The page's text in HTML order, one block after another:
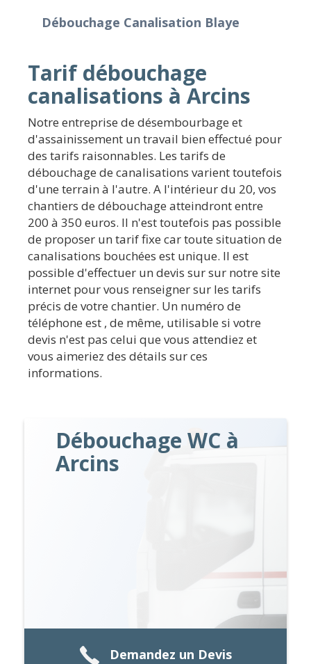
Débouchage Canalisation Blaye
Tarif débouchage
canalisations à Arcins
Notre entreprise de désembourbage et
d'assainissement un travail bien effectué pour
des tarifs raisonnables. Les tarifs de
débouchage de canalisations varient toutefois
d'une terrain à l'autre. A l'intérieur du 20, vos
chantiers de débouchage atteindront entre
200 à 350 euros. Il n'est toutefois pas possible
de proposer un tarif fixe car toute situation de
canalisations bouchées est unique. Il est
possible d'effectuer un devis sur sur notre site
internet pour vous renseigner sur les tarifs
précis de votre chantier. Un numéro de
téléphone est , de même, utilisable si votre
devis n'est pas celui que vous attendiez et
vous aimeriez des détails sur ces
informations.
Débouchage WC à
Arcins
Demandez un Devis